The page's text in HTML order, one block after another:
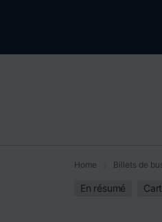
Home Billets de
En résumé